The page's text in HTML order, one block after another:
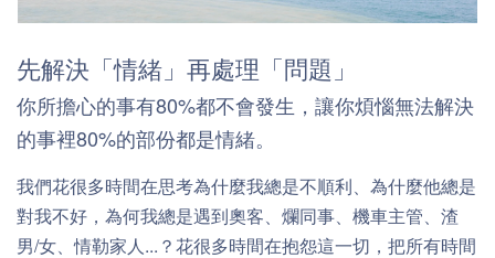
先解決「情緒」再處理「問題」
你所擔心的事有80%都不會發生，讓你煩惱無法解決
的事裡80%的部份都是情緒。
我們花很多時間在思考為什麼我總是不順利、為什麼他總是
對我不好，為何我總是遇到奧客、爛同事、機車主管、渣
男/女、情勒家人...？花很多時間在抱怨這一切，把所有時間